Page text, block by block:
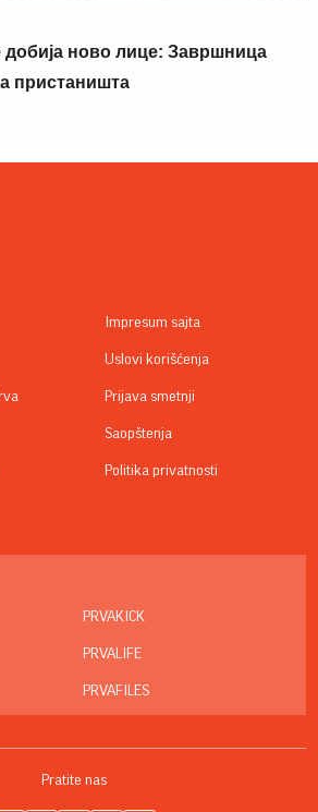
ново лице: Завршница
пристаништа
Impresum sajta
Uslovi korišćenja
Prijava smetnji
Saopštenja
Politika privatnosti
PRVAKICK
PRVALIFE
PRVAFILES
Pratite nas